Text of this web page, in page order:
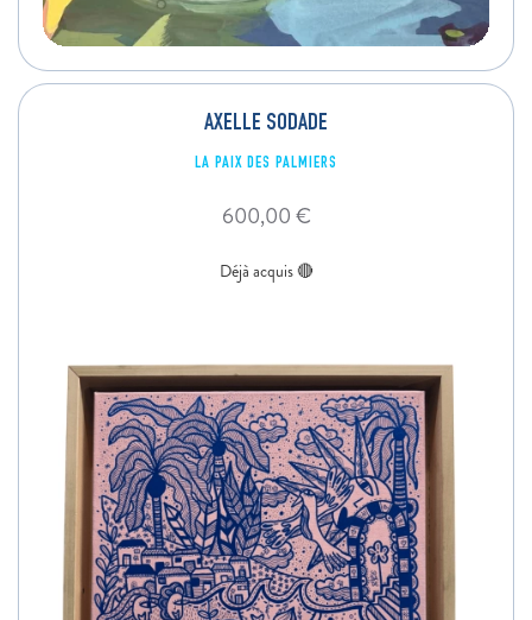
AXELLE SODADE
LA PAIX DES PALMIERS
600,00€